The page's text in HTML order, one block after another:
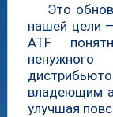
Это
нашей цели
ATF
ненужного
владеющим
улучшая